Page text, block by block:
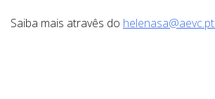
Saiba mais atravês do helenasa@aevc.pt